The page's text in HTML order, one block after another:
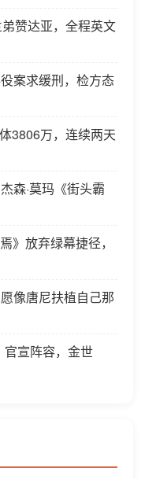
赞达亚，全程英文
案求缓刑，检方态
3806万，连续两天
森·莫玛《街头霸
》放弃绿幕捷径，
像唐尼扶植自己那
宣阵容，金世